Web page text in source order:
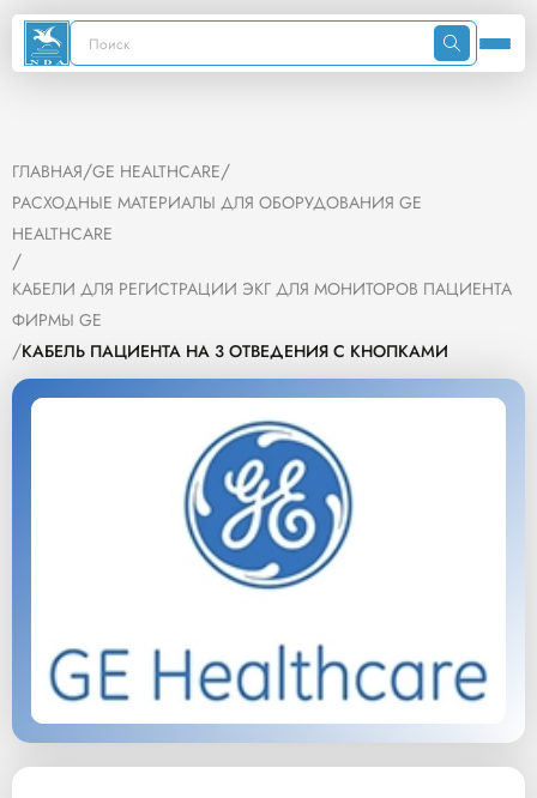
ГЛАВНАЯ/GE HEALTHCARE/
РАСХОДНЫЕ МАТЕРИАЛЫ ДЛЯ ОБОРУДОВАНИЯ GE
HEALTHCARE
/
КАБЕЛИ ДЛЯ РЕГИСТРАЦИИ ЭКГ ДЛЯ МОНИТОРОВ ПАЦИЕНТА
ФИРМЫ GE
/КАБЕЛЬ ПАЦИЕНТА НА 3 ОТВЕДЕНИЯ С КНОПКАМИ